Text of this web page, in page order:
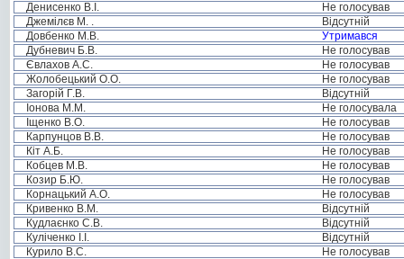
Денисенко В.І.
Не голосував
Джемілєв М. .
Відсутній
Довбенко М.В.
Утримався
Дубневич Б.В.
Не голосував
Євлахов А.С.
Не голосував
Жолобецький О.О.
Не голосував
Загорій Г.В.
Відсутній
Іонова М.М.
Не голосувала
Іщенко В.О.
Не голосував
Карпунцов В.В.
Не голосував
Кіт А.Б.
Не голосував
Кобцев М.В.
Не голосував
Козир Б.Ю.
Не голосував
Корнацький А.О.
Не голосував
Кривенко В.М.
Відсутній
Кудлаєнко С.В.
Відсутній
Куліченко І.І.
Відсутній
Курило В.С.
Не голосував